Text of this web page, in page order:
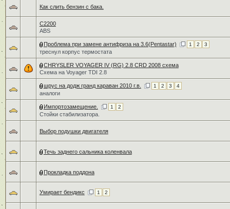
Как слить бензин с бака.
C2200
ABS
Проблема при замене антифриза на 3.6(Pentastar) 1 2 3
треснул корпус термостата
CHRYSLER VOYAGER IV (RG) 2.8 CRD 2008 схема
Схема на Voyager TDI 2.8
шрус на додж гранд караван 2010 г.в. 1 2 3 4
аналоги
Импортозамещение. 1 2
Стойки стабилизатора.
Выбор подушки двигателя
Течь заднего сальника коленвала
Прокладка поддона
Умирает бендикс 1 2